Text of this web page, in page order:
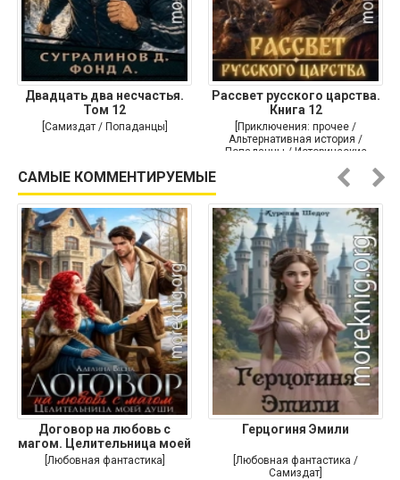
Двадцать два несчастья.
Том 12
[Самиздат / Попаданцы]
Рассвет русского царства.
Книга 12
[Приключения: прочее /
Альтернативная история /
Попаданцы / Исторические
САМЫЕ КОММЕНТИРУЕМЫЕ
Договор на любовь с
магом. Целительница моей
души
[Любовная фантастика]
Герцогиня Эмили
[Любовная фантастика /
Самиздат]